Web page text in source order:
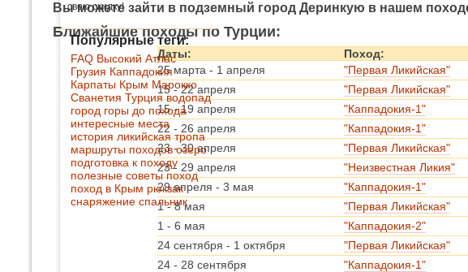
Вы можете зайти в подземный город Деринкую в нашем
Ближайшие походы по Турции:
Даты: Поход:
25 марта - 1 апреля "Первая Ликийская"
15-22 апреля "Первая Ликийская"
15-19 апреля "Каппадокия-1"
22 - 26 апреля "Каппадокия-1"
23-30 апреля "Первая Ликийская"
23- 29 апреля "Неизвестная Ликия"
29 апреля - 3 мая "Каппадокия-1"
1-8 мая "Первая Ликийская"
1 - 6 мая "Каппадокия-2"
24 сентября - 1 октября "Первая Ликийская"
24 - 28 сентября "Каппадокия-1"
свою скидку!
Популярные теги:
FAQ Высокий Атлас
Грузия Каппадокия
Карпаты Крым Марокко
Сванетия Турция водопад
город горы до похода
интересные места
история ликийская тропа
маршруты походов озеро
подготовка к походу
полезные советы поход
поход в Крым рюкзак
снаряжение спальник